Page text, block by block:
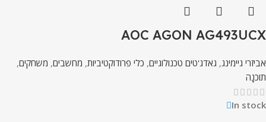
AOC AGON AG493UCX
אביזרי גיימינג, גאדג'טים טכנולוגיים, כלי פרודוקטיביות, מחשבים, משחקים,
תוֹכנָה
In stock